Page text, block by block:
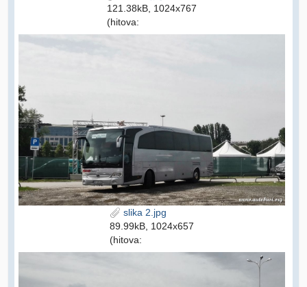
121.38kB, 1024x767
(hitova:
slika 2.jpg
89.99kB, 1024x657
(hitova: